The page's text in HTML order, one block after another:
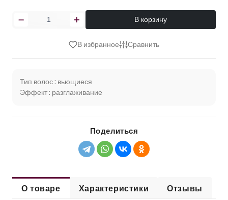
В корзину
В избранное Сравнить
Тип волос : вьющиеся
Эффект : разглаживание
Поделиться
О товаре Характеристики Отзывы